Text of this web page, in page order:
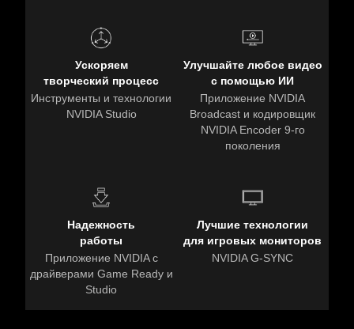
Ускоряем
творческий процесс
Инструменты и технологии
NVIDIA Studio
Улучшайте любое видео
с помощью ИИ
Приложение NVIDIA
Broadcast и кодировщик
NVIDIA Encoder 9-го
поколения
Надежность
работы
Приложение NVIDIA с
драйверами Game Ready и
Studio
Лучшие технологии
для игровых мониторов
NVIDIA G-SYNC